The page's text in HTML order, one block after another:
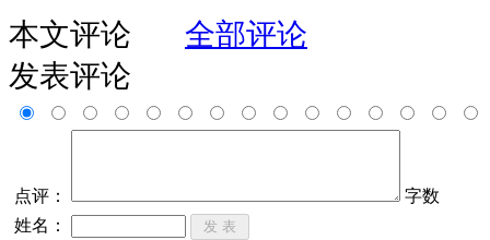
本文评论
全部评论
发表评论
点评：
字数
姓名：